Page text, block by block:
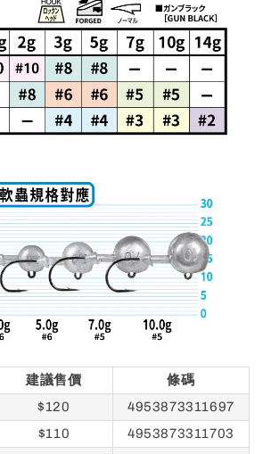
建議售價
條碼
$120
4953873311697
$110
4953873311703